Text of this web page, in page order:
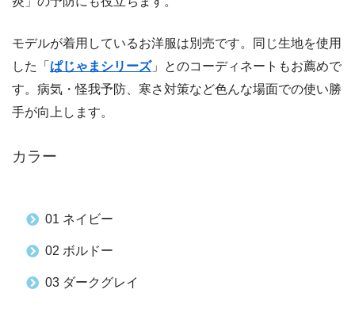
モデルが着用しているお洋服は別売です。同じ生地を使用
した「 ぱじゃまシリーズ」とのコーディネートもお薦めで
す。病気・怪我予防、寒さ対策など色んな場面での使い勝
手が向上します。
カラー
01 ネイビー
02 ボルドー
03 ダークグレイ